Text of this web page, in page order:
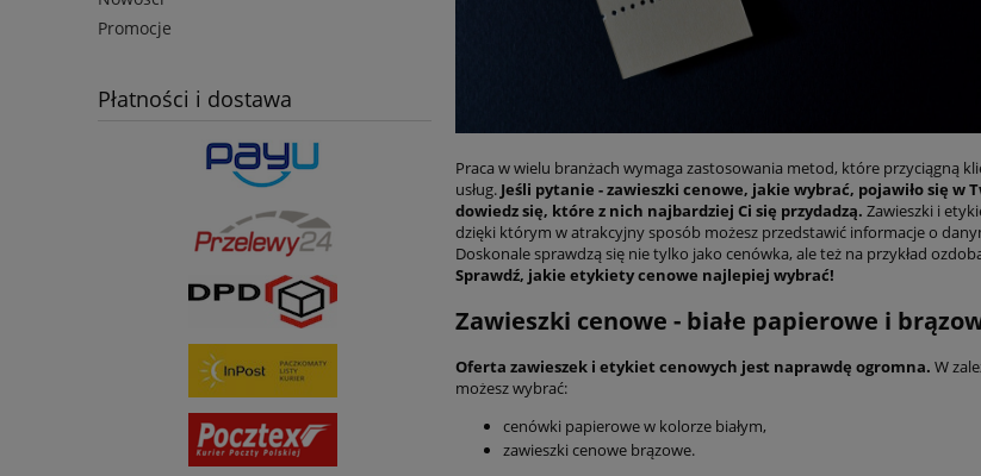
Promocje
Płatności i dostawa
Praca w wielu branżach wymaga zastosowania metod, które przyciągną
usług. Jeśli pytanie - zawieszki cenowe, jakie wybrać, pojawiło się w
dowiedz się, które z nich najbardziej Ci się przydadzą. Zawieszki i
dzięki którym w atrakcyjny sposób możesz przedstawić informacje o
Doskonale sprawdzą się nie tylko jako cenówka, ale też na przykład
Sprawdź, jakie etykiety cenowe najlepiej wybrać!
Zawieszki cenowe - białe papierowe i
Oferta zawieszek i etykiet cenowych jest naprawdę ogromna. W
możesz wybrać:
cenówki papierowe w kolorze białym,
zawieszki cenowe brązowe.